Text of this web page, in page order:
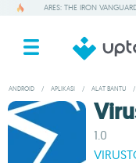
ARES: THE IRON
ANDROID / APLIKASI / ALAT BANTU /
1.0